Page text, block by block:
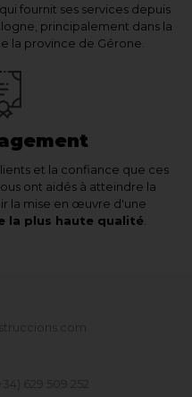
qui fournit ses services depuis
principalement dans la
la province de Gérone.
et la confiance que ces
ont aidés à atteindre la
la mise en œuvre d'une
la plus haute qualité